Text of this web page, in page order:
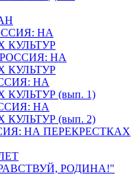
НА
КУЛЬТУР
НА
КУЛЬТУР
НА
(вып. 1)
НА
(вып. 2)
НА ПЕРЕКРЕСТКАХ
РОДИНА!"